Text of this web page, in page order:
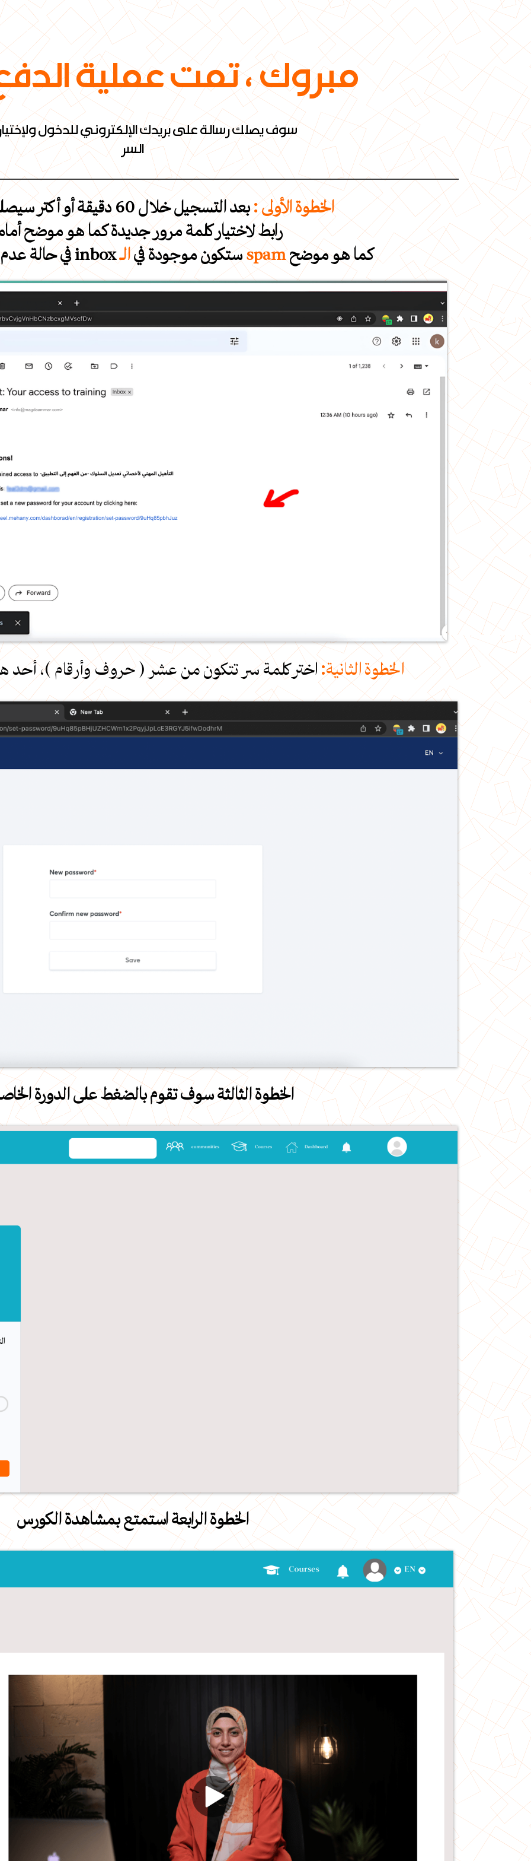
مبروك ، تمت عملية
سوف يصلك رسالة على بريدك الإلكتروني للدخول
السر
الخطوة الأولى :بعد التسجيل خلال 60 دقيقة أو أكتر سيصلك رسالة بها
رابط لاختيار كلمة مرور جديدة كما هو موضح
في حالة عدم وجود الرسالة في الـ inbox ستكون موجودة فيالـ spamكما هو موضح
الخطوة الثانية:اختر كلمة سر تتكون من عشر ( حروف وأرقام )، أحد
الخطوة الثالثة سوف تقوم بالضغط على الدورة
الخطوة الرابعة استمتع بمشاهدة الكورس